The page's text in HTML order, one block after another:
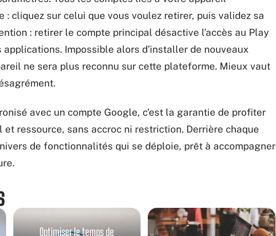
: cliquez sur celui que vous voulez retirer, puis validez sa
: retirer le compte principal désactive l’accès au Play
Impossible alors d’installer de nouveaux
ne sera plus reconnu sur cette plateforme. Mieux vaut
avec un compte Google, c’est la garantie de profiter
ressource, sans accroc ni restriction. Derrière chaque
de fonctionnalités qui se déploie, prêt à accompagner
Optimiser le temps de